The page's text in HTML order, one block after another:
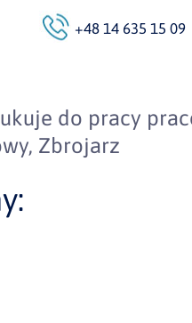
+48 14 635 15 09
do pracy
Zbrojarz